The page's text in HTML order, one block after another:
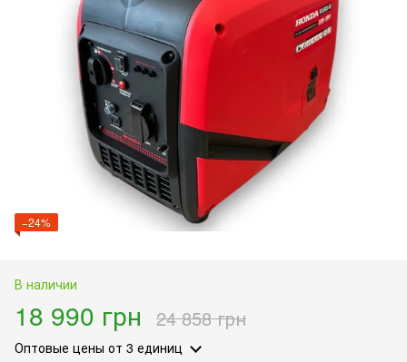
−24%
В наличии
18 990 грн 24 858 грн
Оптовые цены от 3 единиц